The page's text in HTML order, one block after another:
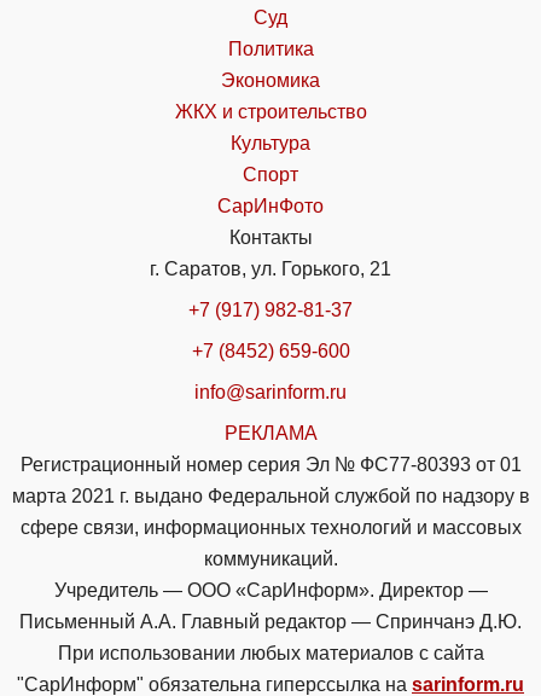
Суд
Политика
Экономика
ЖКХ и строительство
Культура
Спорт
СарИнФото
Контакты
г. Саратов, ул. Горького, 21
+7 (917) 982-81-37
+7 (8452) 659-600
info@sarinform.ru
РЕКЛАМА
Регистрационный номер серия Эл № ФС77-80393 от 01
марта 2021 г. выдано Федеральной службой по надзору в
сфере связи, информационных технологий и массовых
коммуникаций.
Учредитель — ООО «СарИнформ». Директор —
Письменный А.А. Главный редактор — Спринчанэ Д.Ю.
При использовании любых материалов с сайта
"СарИнформ" обязательна гиперссылка на sarinform.ru